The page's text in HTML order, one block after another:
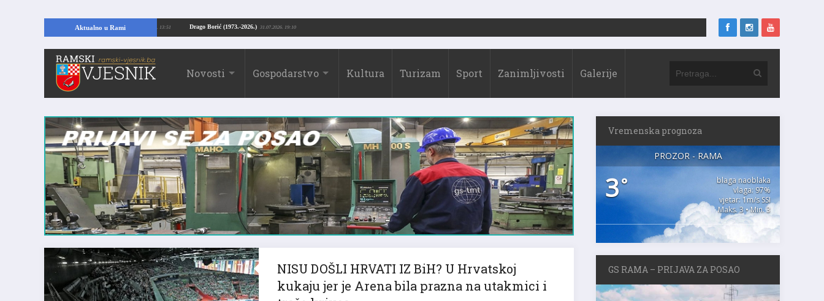
Aktualno u Rami Drago Borić (1973.-2026.) 31.07.2026. 19:10
temelje kuće, pronašao vrijedne arheološke ostatke 24.07.2026. 13:51
Novosti Gospodarstvo Kultura Turizam Sport Zanimljivosti Galerije
NISU DOŠLI HRVATI IZ BiH? U Hrvatskoj
kukaju jer je Arena bila prazna na utakmici i
Vremenska prognoza
PROZOR - RAMA
3°
blaga naoblaka
vlaga: 97%
vjetar: 1m/s SSI
Maks. 3 • Min. 3
GS RAMA – PRIJAVA ZA POSAO